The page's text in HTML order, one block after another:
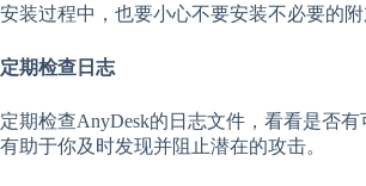
安装过程中，也要小心不要安装不必要的附
定期检查日志
定期检查AnyDesk的日志文件，看看是否
有助于你及时发现并阻止潜在的攻击。